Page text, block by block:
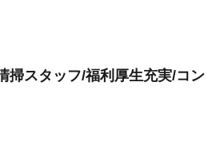
掃スタッフ/福利厚生充実/コン